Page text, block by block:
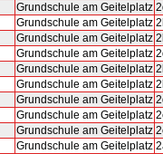
Grundschule am Geitelplatz
Grundschule am Geitelplatz
Grundschule am Geitelplatz
Grundschule am Geitelplatz
Grundschule am Geitelplatz
Grundschule am Geitelplatz
Grundschule am Geitelplatz
Grundschule am Geitelplatz
Grundschule am Geitelplatz
Grundschule am Geitelplatz